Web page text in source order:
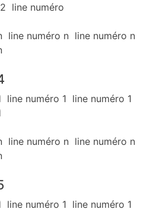
line numéro
line numéro n line numéro n
line numéro 1 line numéro 1
line numéro n line numéro n
line numéro 1 line numéro 1